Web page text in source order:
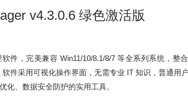
v4.3.0.6 绿色激活版
件，完美兼容 Win11/10/8.1/8/7 等全系列系统，整
件采用可视化操作界面，无需专业 IT 知识，普通用
化、数据安全防护的实用工具。